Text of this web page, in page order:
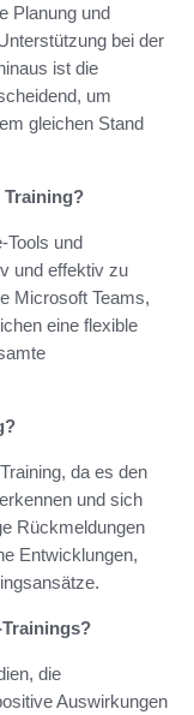
Planung und
bei der
ist die
um
gleichen Stand
Training?
Tools und
und effektiv zu
Microsoft Teams,
eine flexible
da es den
und sich
Rückmeldungen
Entwicklungen,
die
Auswirkungen